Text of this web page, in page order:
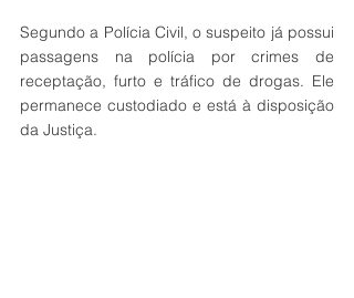
Segundo a Polícia Civil, o suspeito já possui
passagens na polícia por crimes de
receptação, furto e tráfico de drogas. Ele
permanece custodiado e está à disposição
da Justiça.